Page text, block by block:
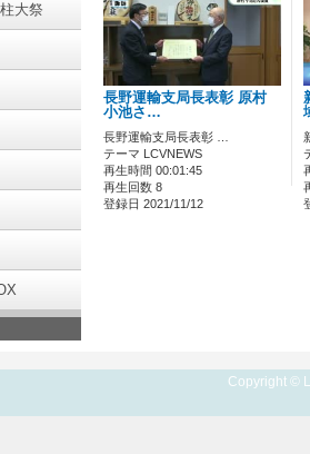
大祭
長野運輸支局長表彰 原村
小池さ…
長野運輸支局長表彰 …
テーマ LCVNEWS
再生時間 00:01:45
再生回数 8
登録日 2021/11/12
Copyright ©